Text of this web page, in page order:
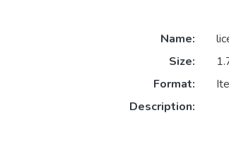
Name:
Size:
Format:
Description: